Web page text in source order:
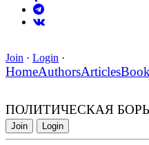
Join · Login ·
HomeAuthorsArticles
ПОЛИТИЧЕСКАЯ
Join Login